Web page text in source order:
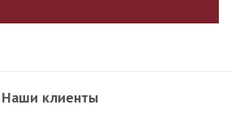
Наши клиенты